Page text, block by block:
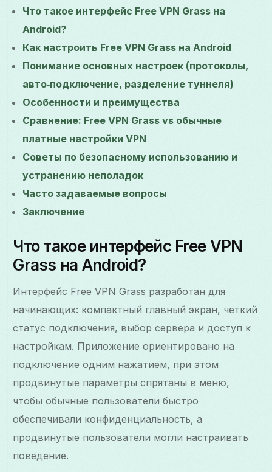
Что такое интерфейс Free VPN Grass на
Android?
Как настроить Free VPN Grass на Android
Понимание основных настроек (протоколы,
авто‑подключение, разделение туннеля)
Особенности и преимущества
Сравнение: Free VPN Grass vs обычные
платные настройки VPN
Советы по безопасному использованию и
устранению неполадок
Часто задаваемые вопросы
Заключение
Что такое интерфейс Free VPN
Grass на Android?
Интерфейс Free VPN Grass разработан для
начинающих: компактный главный экран, четкий
статус подключения, выбор сервера и доступ к
настройкам. Приложение ориентировано на
подключение одним нажатием, при этом
продвинутые параметры спрятаны в меню,
чтобы обычные пользователи быстро
обеспечивали конфиденциальность, а
продвинутые пользователи могли настраивать
поведение.